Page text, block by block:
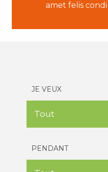
amet felis
JE VEUX
PENDANT